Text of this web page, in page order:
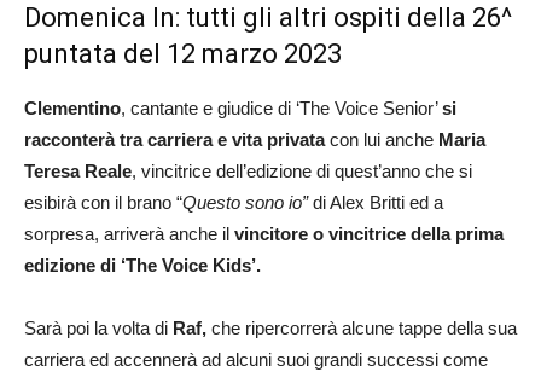
Domenica In: tutti gli altri ospiti della 26^
puntata del 12 marzo 2023
Clementino, cantante e giudice di ‘The Voice Senior’si
racconterà tra carriera e vita privatacon lui anche Maria
Teresa Reale, vincitrice dell’edizione di quest’anno che si
esibirà con il brano “Questo sono io”di Alex Britti ed a
sorpresa, arriverà anche il vincitore o vincitrice della prima
edizione di ‘The Voice Kids’.
Sarà poi la volta di Raf, che ripercorrerà alcune tappe della sua
carriera ed accennerà ad alcuni suoi grandi successi come